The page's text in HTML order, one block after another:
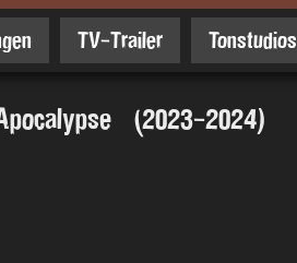
TV-Trailer Tonstudios
(2023-2024)